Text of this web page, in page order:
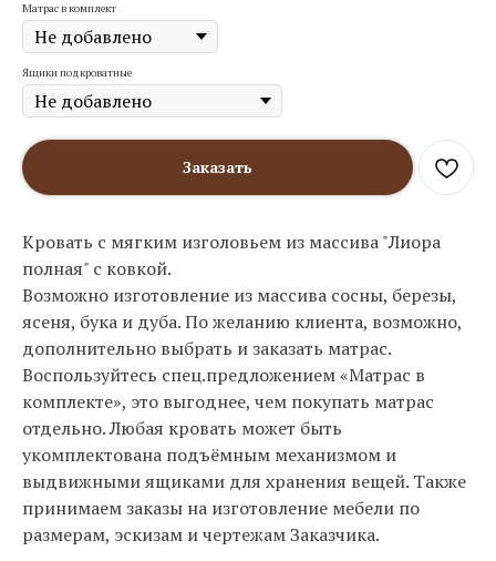
Матрас в комплект
Ящики подкроватные
Заказать
Кровать с мягким изголовьем из массива "Лиора
полная" с ковкой.
Возможно изготовление из массива сосны, березы,
ясеня, бука и дуба. По желанию клиента, возможно,
дополнительно выбрать и заказать матрас.
Воспользуйтесь спец.предложением «Матрас в
комплекте», это выгоднее, чем покупать матрас
отдельно. Любая кровать может быть
укомплектована подъёмным механизмом и
выдвижными ящиками для хранения вещей. Также
принимаем заказы на изготовление мебели по
размерам, эскизам и чертежам Заказчика.